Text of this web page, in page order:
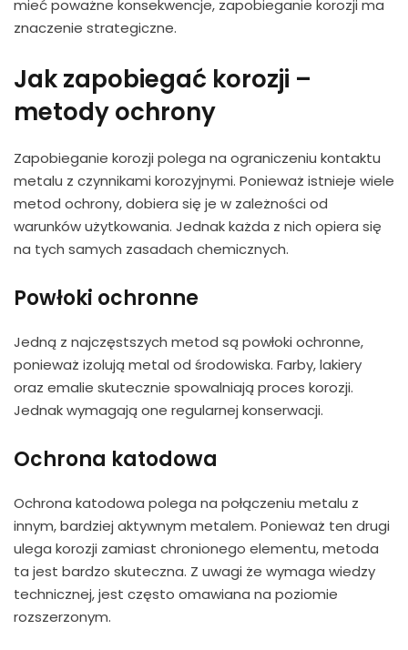
mieć poważne konsekwencje, zapobieganie korozji ma
znaczenie strategiczne.
Jak zapobiegać korozji –
metody ochrony
Zapobieganie korozji polega na ograniczeniu kontaktu
metalu z czynnikami korozyjnymi. Ponieważ istnieje wiele
metod ochrony, dobiera się je w zależności od
warunków użytkowania. Jednak każda z nich opiera się
na tych samych zasadach chemicznych.
Powłoki ochronne
Jedną z najczęstszych metod są powłoki ochronne,
ponieważ izolują metal od środowiska. Farby, lakiery
oraz emalie skutecznie spowalniają proces korozji.
Jednak wymagają one regularnej konserwacji.
Ochrona katodowa
Ochrona katodowa polega na połączeniu metalu z
innym, bardziej aktywnym metalem. Ponieważ ten drugi
ulega korozji zamiast chronionego elementu, metoda
ta jest bardzo skuteczna. Z uwagi że wymaga wiedzy
technicznej, jest często omawiana na poziomie
rozszerzonym.